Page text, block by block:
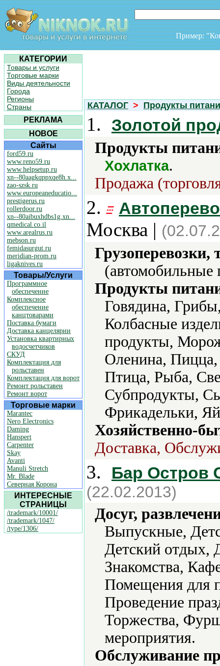
Пример:
КАТЕГОРИИ
Товары и услуги
Торговые марки
Виды деятельности
Города
Регионы
Страны
РЕКЛАМА
НОВОЕ
Сайты
ford59.ru
www.reno59.ru
www.helpsetup.ru
xn--80aagkqppxqe8h.x...
zao-szsk.ru
www.europeaneducatio...
prestigerus.ru
rollerdoor.ru
xn--80aibuxhdbs1g.xn...
qmedical.co.il
www.arealrus.ru
mebson.ru
femidasurgut.ru
meridian-prom.ru
ligaknives.ru
Товары/Услуги
Программное
обеспечение
Комплексное
обеспечение
канцтоварами
Поставка бумаги
Доставка канцелярии
Установка квартирных
водосчетчиков
СКУД
Комплектация для
рольставен
Комплектация для ворот
Ремонт рольставен
Ремонт ворот
Торговые марки
Marantec
Nero Electronics
Daming
Hanspert
Carpenter
Skay
Avanti
Manuli Stretch
Mr. Blade
Северная Корона
ИНТЕРЕСНЫЕ
СТРАНИЦЫ
/trademark/10001/
/trademark/1047/
/type/1306/
КАТАЛОГ > Продукты
1. Золотой
Продукты
Хохлатка.
Продажа
2.
Москва |
(автомобильные
Продукты
Говядина,
Колбасные
продукты,
Оленина, Пицца,
Птица, Рыба,
Субпродукты,
Фрикадельки,
Хозяйственно-
Доставка,
3. Бар Остров
(22.02.2013)
Досуг,
Выпускные,
Детский отдых,
Знакомства,
Помещения для
Проведение
Торжества,
мероприятия.
Обслуживание